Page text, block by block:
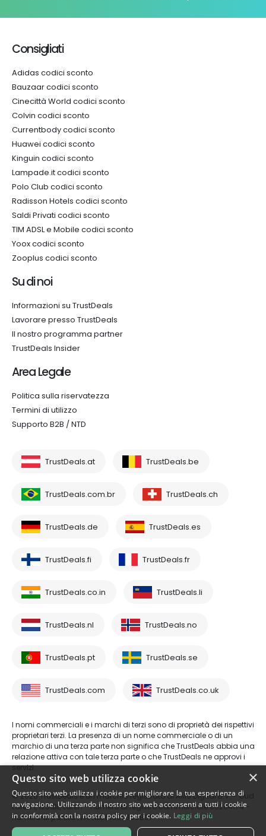
Consigliati
Adidas codici sconto
Bauzaar codici sconto
Cinecittà World codici sconto
Colvin codici sconto
Currentbody codici sconto
Huawei codici sconto
Kinguin codici sconto
Lampade.it codici sconto
Polo Club codici sconto
Radisson Hotels codici sconto
Saldi Privati codici sconto
TIM ADSL e Mobile codici sconto
Yoox codici sconto
Zooplus codici sconto
Su di noi
Informazioni su TrustDeals
Lavorare presso TrustDeals
Il nostro programma partner
TrustDeals Insider
Area Legale
Politica sulla riservatezza
Termini di utilizzo
Supporto B2B / NTD
TrustDeals.at TrustDeals.be
TrustDeals.com.br TrustDeals.ch
TrustDeals.de TrustDeals.es
TrustDeals.fi TrustDeals.fr
TrustDeals.co.in TrustDeals.li
TrustDeals.nl TrustDeals.no
TrustDeals.pt TrustDeals.se
TrustDeals.com TrustDeals.co.uk
I nomi commerciali e i marchi di terzi sono di proprietà dei rispettivi
proprietari terzi. La presenza di un nome commerciale o di un
marchio di una terza parte non significa che TrustDeals abbia una
relazione attiva con tale terza parte o che TrustDeals ne approvi i
servizi.
© 2026 TrustDeals è un marchio registrato di AMS Digital B.V. - Oud
Laren 1, 1251BL, Laren - numero di registro commerciale 80264174 -
numero di partita IVA: NL861609360B01
×
Questo sito web utilizza cookie
Questo sito web utilizza i cookie per migliorare la tua esperienza di
navigazione. Utilizzando il nostro sito web acconsenti a tutti i cookie
in conformità con la nostra policy per i cookie. Leggi di più